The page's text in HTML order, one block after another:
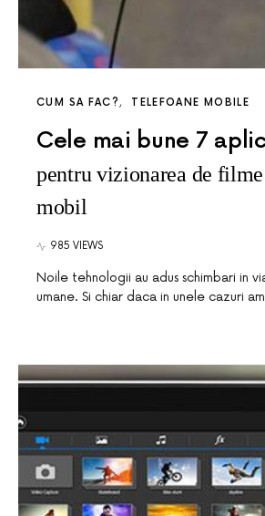
CUM SA FAC? TELEFOANE MOBILE
Cele mai bune 7
pentru vizionarea de
mobil
985 VIEWS
Noile tehnologii au adus schimbari in
umane. Si chiar daca in unele cazuri